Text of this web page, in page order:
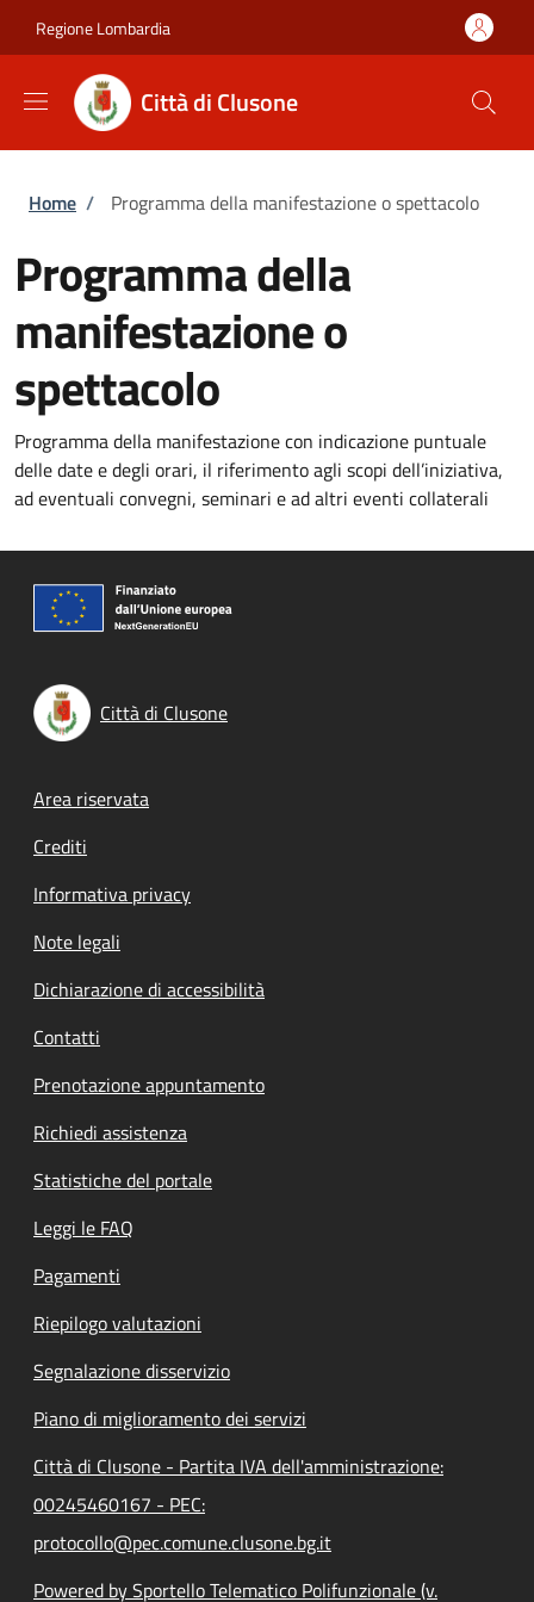
Regione Lombardia
Città di Clusone
Briciole di pane
Home / Programma della manifestazione o spettacolo
Programma della
manifestazione o
spettacolo
Programma della manifestazione con indicazione puntuale
delle date e degli orari, il riferimento agli scopi dell’iniziativa,
ad eventuali convegni, seminari e ad altri eventi collaterali
Città di Clusone
Footer menu
Area riservata
Crediti
Informativa privacy
Note legali
Dichiarazione di accessibilità
Contatti
Prenotazione appuntamento
Richiedi assistenza
Statistiche del portale
Leggi le FAQ
Pagamenti
Riepilogo valutazioni
Segnalazione disservizio
Piano di miglioramento dei servizi
Città di Clusone - Partita IVA dell'amministrazione:
00245460167 - PEC:
protocollo@pec.comune.clusone.bg.it
Powered by Sportello Telematico Polifunzionale (v.